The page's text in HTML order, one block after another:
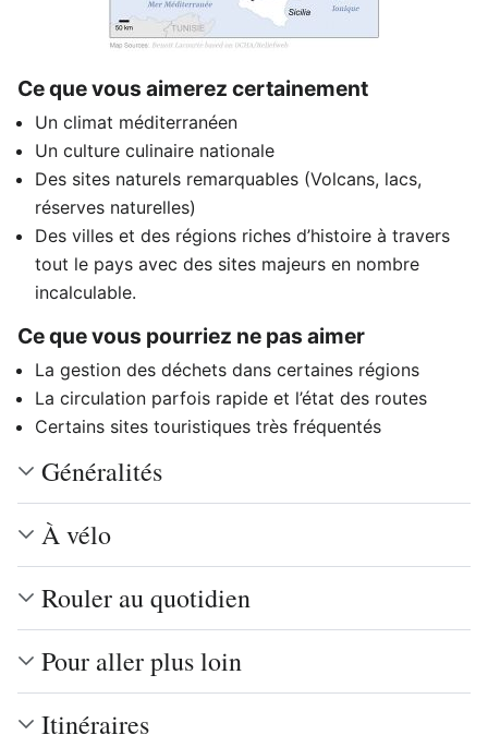
Ce que vous aimerez certainement
Un climat méditerranéen
Un culture culinaire nationale
Des sites naturels remarquables (Volcans, lacs,
réserves naturelles)
Des villes et des régions riches d’histoire à travers
tout le pays avec des sites majeurs en nombre
incalculable.
Ce que vous pourriez ne pas aimer
La gestion des déchets dans certaines régions
La circulation parfois rapide et l’état des routes
Certains sites touristiques très fréquentés
Généralités
À vélo
Rouler au quotidien
Pour aller plus loin
Itinéraires